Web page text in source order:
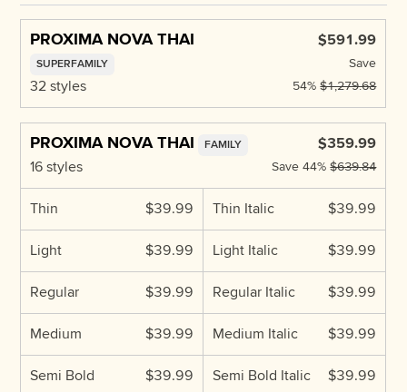
PROXIMA NOVA THAI
SUPERFAMILY
32 styles
$591.99
Save
54% $1,279.68
PROXIMA NOVA THAI FAMILY
16 styles
$359.99
Save44% $639.84
Thin $39.99 Thin Italic $39.99
Light $39.99 Light Italic $39.99
Regular $39.99 Regular Italic $39.99
Medium $39.99 Medium Italic $39.99
Semi Bold $39.99 Semi Bold Italic $39.99